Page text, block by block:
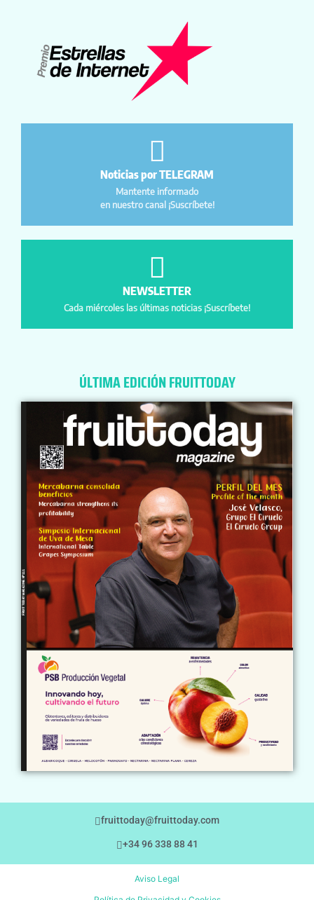
Noticias por TELEGRAM
Mantente informado
en nuestro canal ¡Suscríbete!
NEWSLETTER
Cada miércoles las últimas noticias ¡Suscríbete!
ÚLTIMA EDICIÓN FRUITTODAY
fruittoday@fruittoday.com
+34 96 338 88 41
Aviso Legal